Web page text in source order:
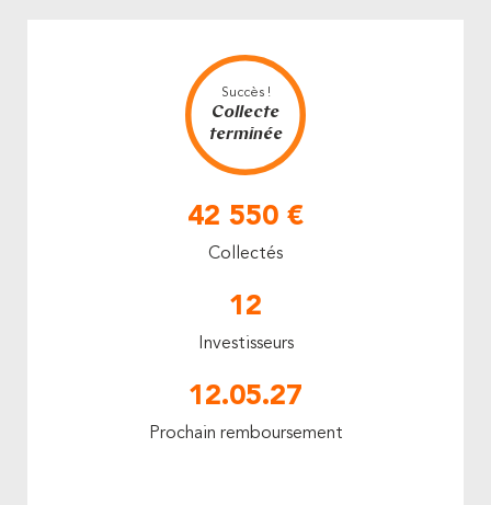
Succès !
Collecte
terminée
42 550 €
Collectés
12
Investisseurs
12.05.27
Prochain remboursement